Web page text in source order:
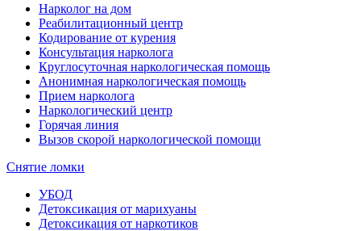
Нарколог на дом
Реабилитационный центр
Кодирование от курения
Консультация нарколога
Круглосуточная наркологическая помощь
Анонимная наркологическая помощь
Прием нарколога
Наркологический центр
Горячая линия
Вызов скорой наркологической помощи
Снятие ломки
УБОД
Детоксикация от марихуаны
Детоксикация от наркотиков